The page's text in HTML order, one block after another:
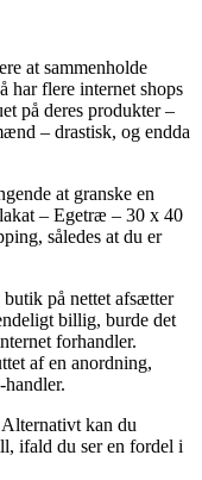
at sammenholde
har flere internet shops
på deres produkter –
– drastisk, og endda
at granske en
– Egetræ – 30 x 40
således at du er
på nettet afsætter
billig, burde det
forhandler.
af en anordning,
kan du
ifald du ser en fordel i